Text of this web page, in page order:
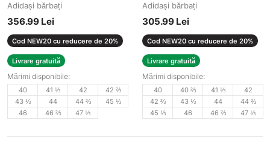
Adidași bărbați
356.99 Lei
Cod NEW20 cu reducere de 20%
Livrare gratuită
Mărimi disponibile:
40 41 ⅓ 42
42 ⅔
43 ⅓
44 44 ⅔
45 ⅓
46
46 ⅔ 47 ⅓
Adidași bărbați
305.99 Lei
Cod NEW20 cu reducere de 20%
Livrare gratuită
Mărimi disponibile:
40 40 ⅔ 41 ⅓
42
42 ⅔
43 ⅓ 44
44 ⅔
45 ⅓
46 46 ⅔ 47 ⅓